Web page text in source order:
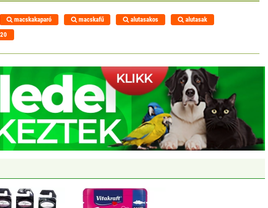
macskakaparó macskafű alutasakos
alutasak